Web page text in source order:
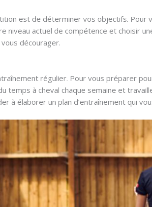
est de déterminer vos objectifs.
niveau actuel de compétence et choisir
décourager.
régulier. Pour vous préparer
temps à cheval chaque semaine et
à élaborer un plan d’entraînement qui